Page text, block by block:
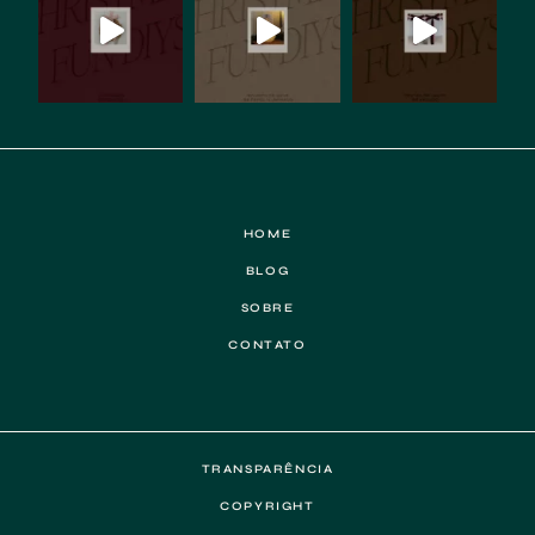
HOME
BLOG
SOBRE
CONTATO
TRANSPARÊNCIA
COPYRIGHT